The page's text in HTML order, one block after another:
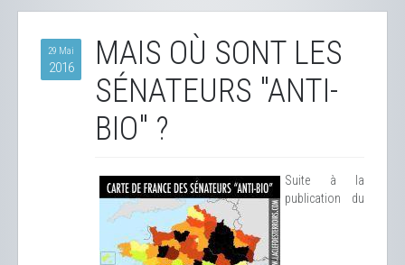
29 Mai
2016
MAIS OÙ SONT LES
SÉNATEURS "ANTI-
BIO" ?
Suite à la
publication du